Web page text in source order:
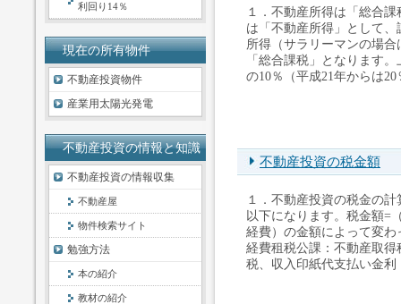
１．不動産所得は「総合
は「不動産所得」として
所得（サラリーマンの場
「総合課税」となります
の10％（平成21年からは
不動産投資の税金額
１．不動産投資の税金の
以下になります。税金額=
経費）の金額によって変
経費租税公課：不動産取
税、収入印紙代支払い金
利回り14％
現在の所有物件
不動産投資物件
産業用太陽光発電
不動産投資の情報と知識
不動産投資の情報収集
不動産屋
物件検索サイト
勉強方法
本の紹介
教材の紹介